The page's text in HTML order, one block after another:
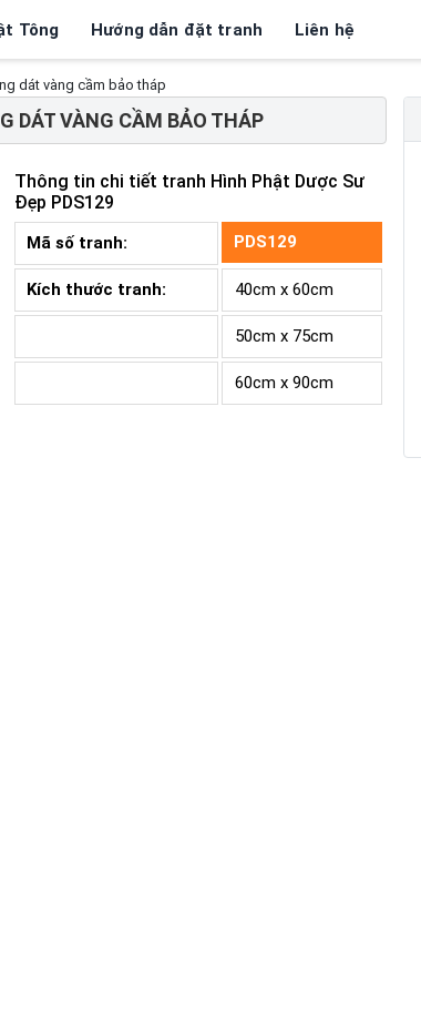
Tông Hướng dẫn đặt tranh Liên hệ
dát vàng cầm bảo tháp
DÁT VÀNG CẦM BẢO THÁP
Thông tin chi tiết tranh Hình Phật Dược Sư
Đẹp PDS129
Mã số tranh: PDS129
Kích thước tranh: 40cm x 60cm
50cm x 75cm
60cm x 90cm